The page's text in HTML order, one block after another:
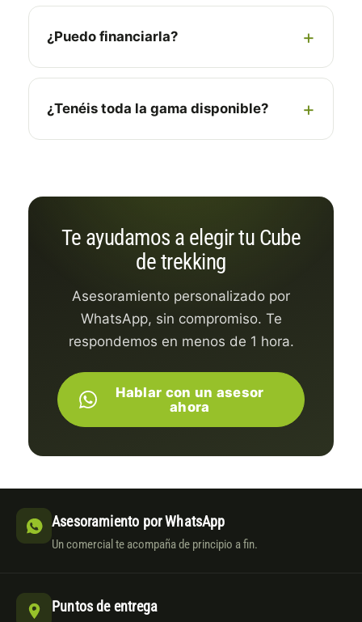
¿Puedo financiarla?
¿Tenéis toda la gama disponible?
Te ayudamos a elegir tu Cube
de trekking
Asesoramiento personalizado por
WhatsApp, sin compromiso. Te
respondemos en menos de 1 hora.
Hablar con un asesor
ahora
Asesoramiento por WhatsApp
Un comercial te acompaña de principio a fin.
Puntos de entrega